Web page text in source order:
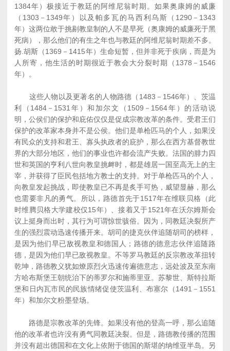
1384年）极接近于教廷的阿维尼翁时期。如果奥康姆的威廉
（1303－1349年）以及帕多瓦的马西利乌斯（1290－1343
年）这两位敢于挑剔教皇制的人不是早死（奥康姆的威廉死于黑
死病），那么他们的有生之年也与教廷的阿维尼翁时期差不多。
扬.胡斯（1369－1415年）生命短暂，但并非死于疾病，而是为
人所寄，他生活的时期很近于教会大分裂时期（1378－1546
年）。
这些人物以及更著名的人物路德（1483－1546年）、茨温
利（1484－1531年）和加尔文（1509－1564年）的活动说
明，公侯们的保护和庇佑仅仅是促成宗教改革的条件。受君王们
保护的改革家本身并不是公侯。他们是单枪匹马的个人，如果没
有民众的支持和君王、寡头执政者的庇护，那么在西方基督教世
界的大部分地区，他们的事业也许都会流产失败。法国的腓力四
世和英国的亨利八世向教皇挑衅时，都是雄居一国至高无上的主
宰，并获得了臣民包括地方教士的支持。对于单枪匹马的个人，
向教皇发起挑战，即使教皇已不再是炙手可热，威望显赫，那么
也需要非凡的勇气。所以，路德首先于1517年在维联贝格（此
时维腾贝格大学建校仅15年）、接着又于1521年在沃尔姆斯会
议上挺身而出时，其行为可谓惊世骇俗。因为，同教廷决裂所产
生的强烈震动迅速传播开来。胡司的捷克伙伴追随胡司的榜样，
是因为他们早已敌视教皇和德国人；路德的德意志伙伴追随路
德，是因为他们早已敌视教皇。不等罗马教廷的反宗教改革扭转
乾坤，路德教义犹如燎原烈火迅速传遍德意志，远处波及至东南
方哈布斯堡王朝统治下的蒂罗尔和施蒂里亚。苏黎世、斯特拉斯
堡和日内瓦市民的民族情绪促使茨温利、布塞尔（1491－1551
年）和加尔文粉墨登场。
路德是宗教改革的先锋。如果没有他的登高一呼，那么追随
他的改革者也许没有勇气同教廷决裂。但是，路德教传播的范围
并没有超出德国和在文化上依附于德国的斯堪的纳维亚半岛。另